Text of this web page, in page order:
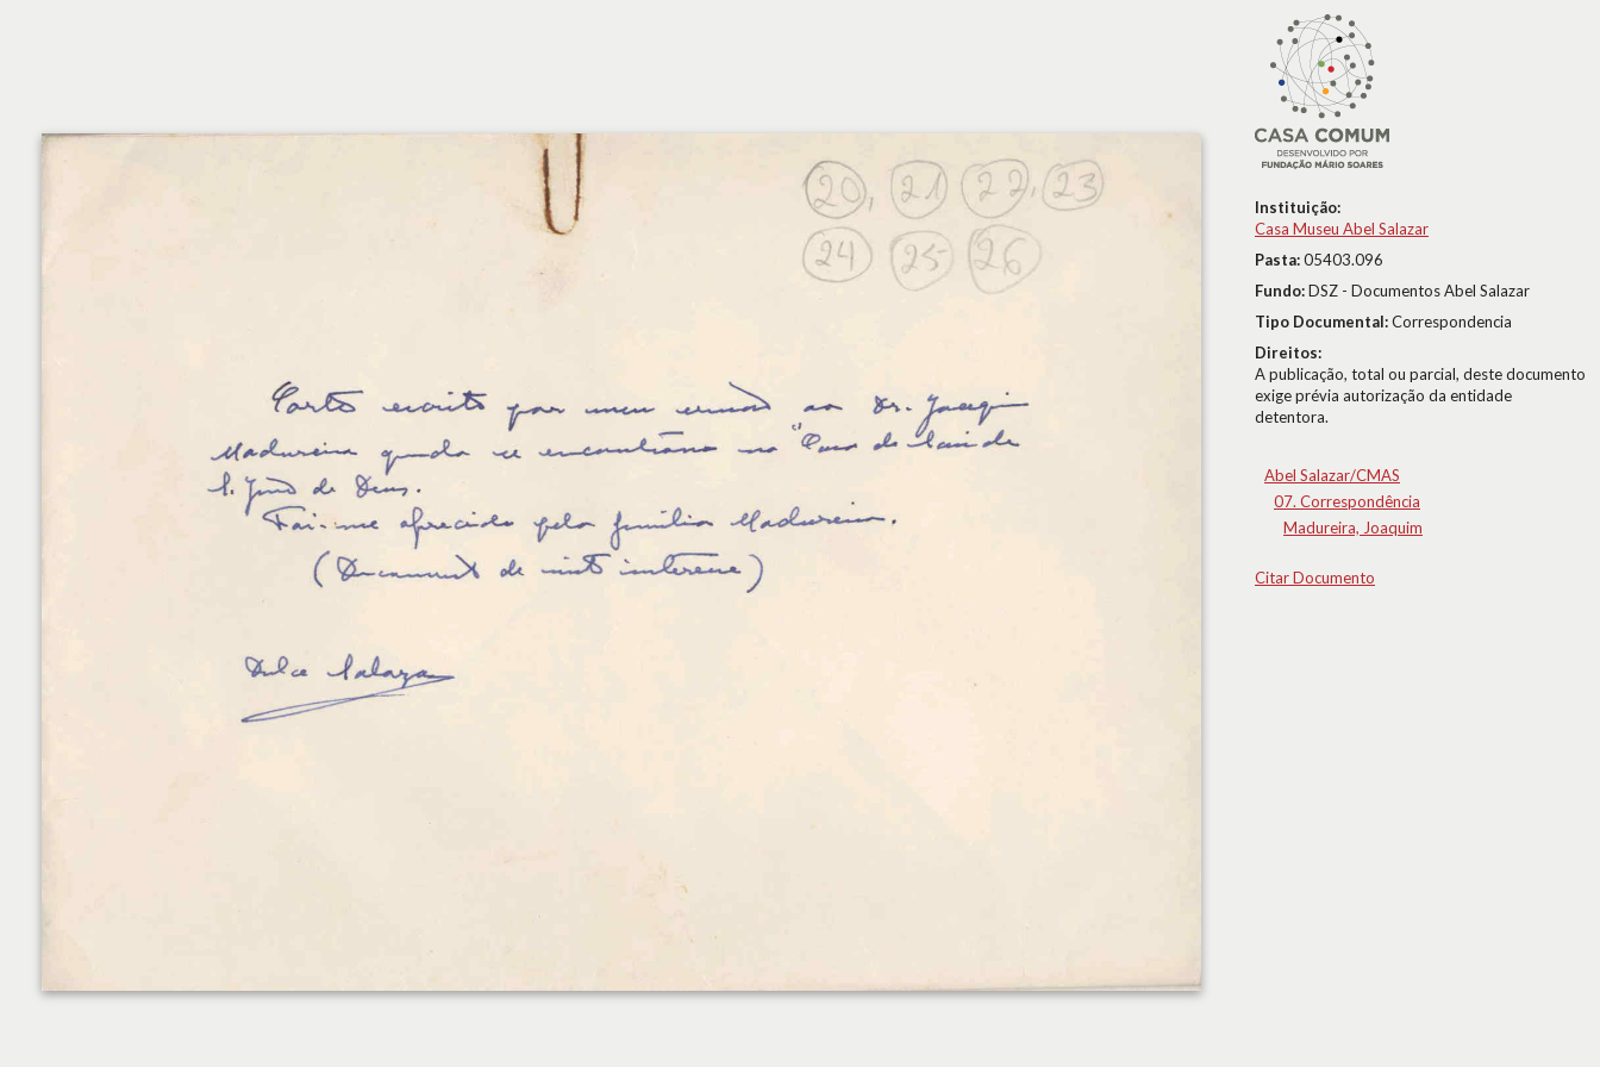
Instituição:
Casa Museu Abel Salazar
Pasta:05403.096
Fundo:DSZ - Documentos Abel Salazar
Tipo Documental:Correspondencia
Direitos:
A publicação, total ou parcial, deste documento
exige prévia autorização da entidade
detentora.
Abel Salazar/CMAS
07. Correspondência
Madureira, Joaquim
Citar Documento